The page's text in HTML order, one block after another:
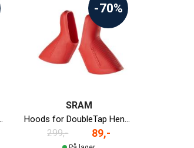
-70%
SRAM
299,- 89,-